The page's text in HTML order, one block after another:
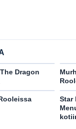
Dragon
Star